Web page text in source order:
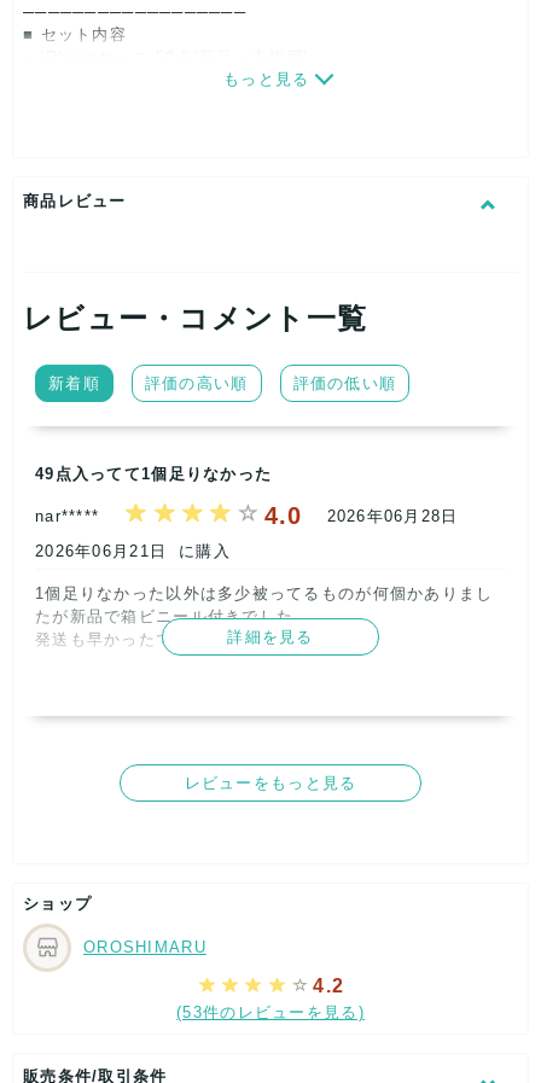
──────────────────
■ セット内容
・対応機種:iPhone11〜16
・フリマ・イベントの景品
──────────────────
■ 注意事項
・返品交換不可
▼ 50円仕入れの破格ロット。在庫限り早い者勝ち ▼
もっと見る
商品レビュー
レビュー・コメント一覧
新着順 評価の高い順 評価の低い順
49点入ってて1個足りなかった
nar***** 4.0
2026年06月28日
2026年06月21日
に購入
1個足りなかった以外は多少被ってるものが何個かありまし
たが新品で箱ビニール付きでした。
発送も早かったです 詳細を見る
レビューをもっと見る
ショップ
OROSHIMARU
4.2
(53件のレビューを見る)
販売条件/取引条件